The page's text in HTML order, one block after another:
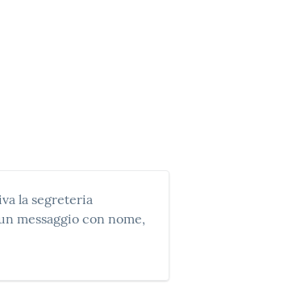
la segreteria
messaggio con nome,